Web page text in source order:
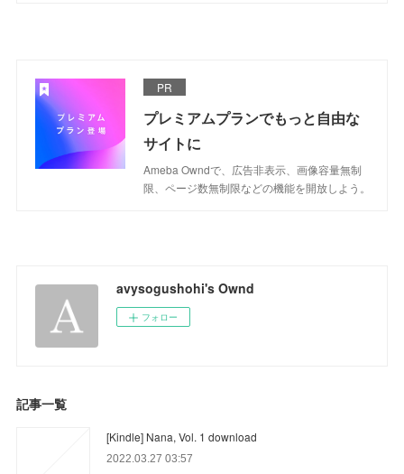
PR
プレミアムプランでもっと自由な
サイトに
Ameba Owndで、広告非表示、画像容量無制
限、ページ数無制限などの機能を開放しよう。
avysogushohi's Ownd
フォロー
記事一覧
[Kindle] Nana, Vol. 1 download
2022.03.27 03:57